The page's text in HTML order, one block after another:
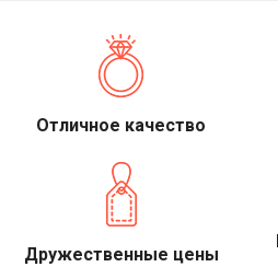
Отличное качество
Дружественные цены